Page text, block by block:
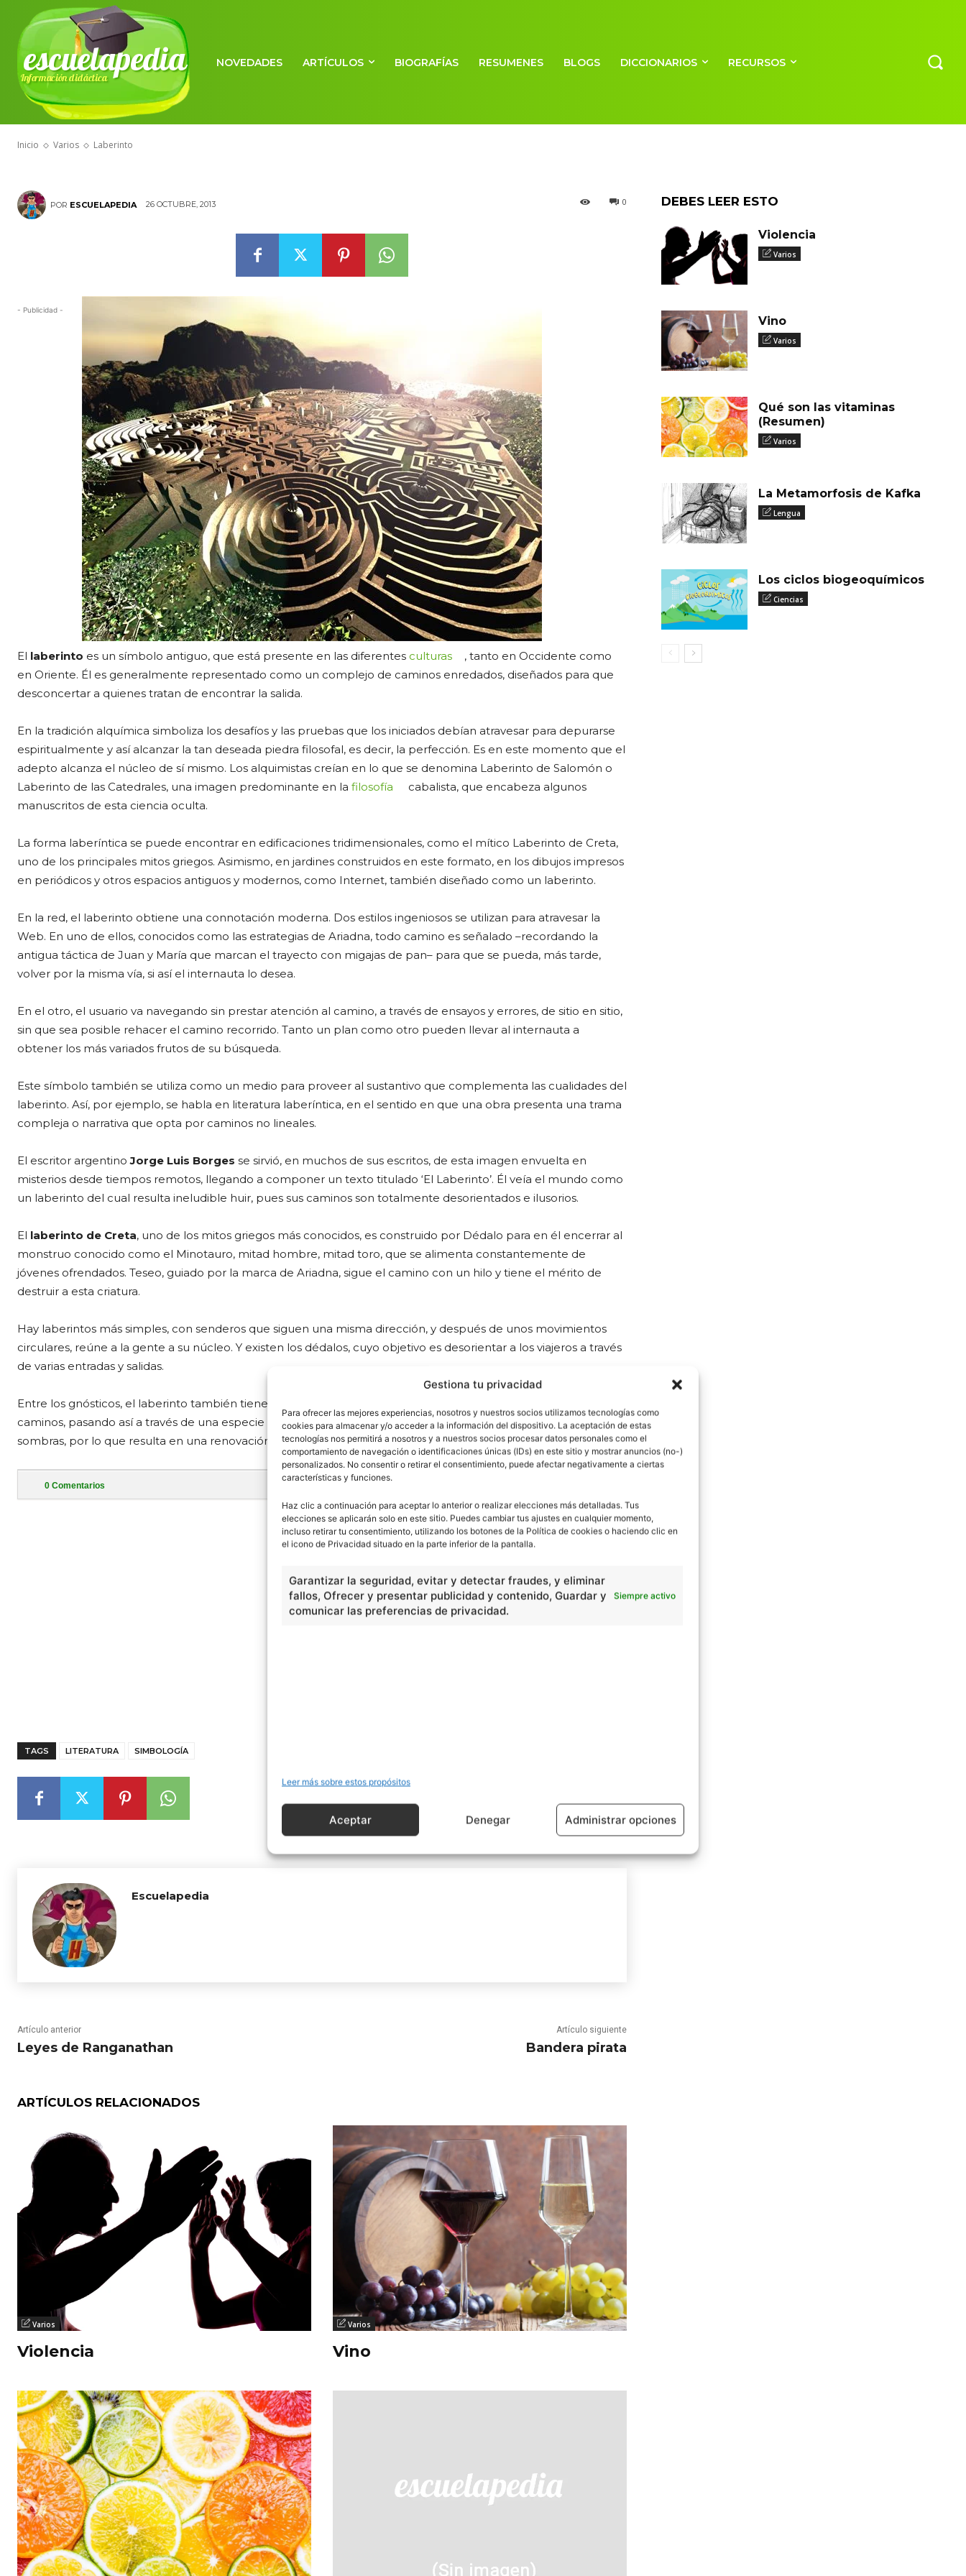
Gestiona tu privacidad
Para ofrecer las mejores experiencias, nosotros y nuestros socios utilizamos tecnologías como
cookies para almacenar y/o acceder a la información del dispositivo. La aceptación de estas
tecnologías nos permitirá a nosotros y a nuestros socios procesar datos personales como el
comportamiento de navegación o identificaciones únicas (IDs) en este sitio y mostrar anuncios (no-)
personalizados. No consentir o retirar el consentimiento, puede afectar negativamente a ciertas
características y funciones.
Haz clic a continuación para aceptar lo anterior o realizar elecciones más detalladas. Tus
elecciones se aplicarán solo en este sitio. Puedes cambiar tus ajustes en cualquier momento,
incluso retirar tu consentimiento, utilizando los botones de la Política de cookies o haciendo clic en
el icono de Privacidad situado en la parte inferior de la pantalla.
Garantizar la seguridad, evitar y detectar fraudes, y eliminar
fallos, Ofrecer y presentar publicidad y contenido, Guardar y
comunicar las preferencias de privacidad.
Siempre activo
Leer más sobre estos propósitos
Aceptar Denegar Administrar opciones
escuelapedia
Información didáctica
NOVEDADES ARTÍCULOS BIOGRAFÍAS RESUMENES BLOGS DICCIONARIOS RECURSOS
Inicio Varios Laberinto
VARIOS
Laberinto
POR ESCUELAPEDIA 26 OCTUBRE, 2013 0
- Publicidad -
El laberinto es un símbolo antiguo, que está presente en las diferentes culturas
, tanto en Occidente como
en Oriente. Él es generalmente representado como un complejo de caminos enredados, diseñados para que
desconcertar a quienes tratan de encontrar la salida.
En la tradición alquímica simboliza los desafíos y las pruebas que los iniciados debían atravesar para depurarse
espiritualmente y así alcanzar la tan deseada piedra filosofal, es decir, la perfección. Es en este momento que el
adepto alcanza el núcleo de sí mismo. Los alquimistas creían en lo que se denomina Laberinto de Salomón o
Laberinto de las Catedrales, una imagen predominante en la filosofía
cabalista, que encabeza algunos
manuscritos de esta ciencia oculta.
La forma laberíntica se puede encontrar en edificaciones tridimensionales, como el mítico Laberinto de Creta,
uno de los principales mitos griegos. Asimismo, en jardines construidos en este formato, en los dibujos impresos
en periódicos y otros espacios antiguos y modernos, como Internet, también diseñado como un laberinto.
En la red, el laberinto obtiene una connotación moderna. Dos estilos ingeniosos se utilizan para atravesar la
Web. En uno de ellos, conocidos como las estrategias de Ariadna, todo camino es señalado –recordando la
antigua táctica de Juan y María que marcan el trayecto con migajas de pan– para que se pueda, más tarde,
volver por la misma vía, si así el internauta lo desea.
En el otro, el usuario va navegando sin prestar atención al camino, a través de ensayos y errores, de sitio en sitio,
sin que sea posible rehacer el camino recorrido. Tanto un plan como otro pueden llevar al internauta a
obtener los más variados frutos de su búsqueda.
Este símbolo también se utiliza como un medio para proveer al sustantivo que complementa las cualidades del
laberinto. Así, por ejemplo, se habla en literatura laberíntica, en el sentido en que una obra presenta una trama
compleja o narrativa que opta por caminos no lineales.
El escritor argentinoJorge Luis Borges se sirvió, en muchos de sus escritos, de esta imagen envuelta en
misterios desde tiempos remotos, llegando a componer un texto titulado ‘El Laberinto’. Él veía el mundo como
un laberinto del cual resulta ineludible huir, pues sus caminos son totalmente desorientados e ilusorios.
El laberinto de Creta, uno de los mitos griegos más conocidos, es construido por Dédalo para en él encerrar al
monstruo conocido como el Minotauro, mitad hombre, mitad toro, que se alimenta constantemente de
jóvenes ofrendados. Teseo, guiado por la marca de Ariadna, sigue el camino con un hilo y tiene el mérito de
destruir a esta criatura.
Hay laberintos más simples, con senderos que siguen una misma dirección, y después de unos movimientos
circulares, reúne a la gente a su núcleo. Y existen los dédalos, cuyo objetivo es desorientar a los viajeros a través
de varias entradas y salidas.
Entre los gnósticos, el laberinto también tiene una connotación de iniciación, ya que el adepto debe ir por
caminos, pasando así a través de una especie de núcleo invisible espiritual, que es la conversión de la luz
y las
sombras, por lo que resulta en una renovación personal. Es cuando se enfrentan con la verdad que buscan.
0 Comentarios
- Publicidad -
TAGS LITERATURA SIMBOLOGÍA
Escuelapedia
Artículo anterior
Leyes de Ranganathan
Artículo siguiente
Bandera pirata
ARTÍCULOS RELACIONADOS
Varios
Violencia
Varios
Vino
DEBES LEER ESTO
Violencia
Varios
Vino
Varios
Qué son las vitaminas
(Resumen)
Varios
La Metamorfosis de Kafka
Lengua
Los ciclos biogeoquímicos
Ciencias